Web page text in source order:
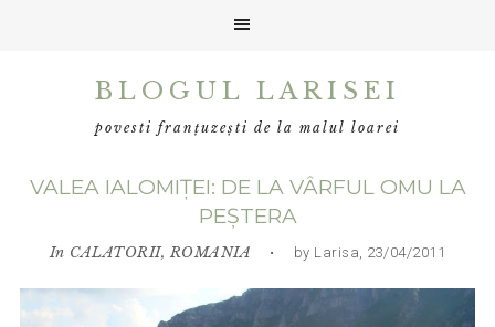
BLOGUL LARISEI
povesti franțuzești de la malul loarei
VALEA IALOMIȚEI: DE LA VÂRFUL OMU LA
PEȘTERA
In CALATORII, ROMANIA • by Larisa, 23/04/2011